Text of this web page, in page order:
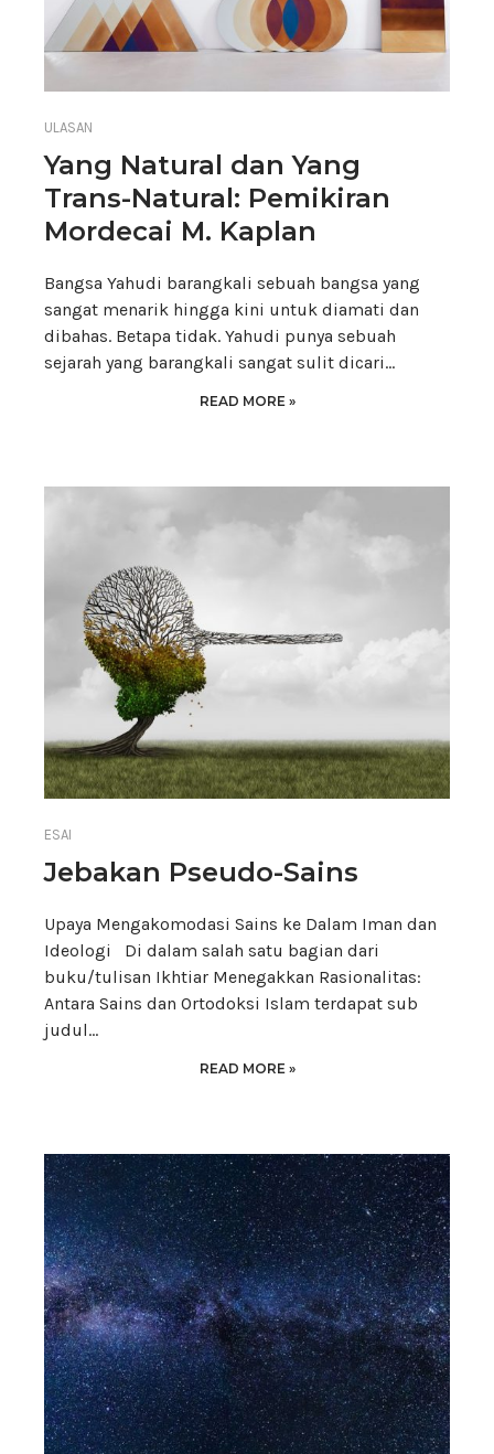
ULASAN
Yang Natural dan Yang
Trans-Natural: Pemikiran
Mordecai M. Kaplan
Bangsa Yahudi barangkali sebuah bangsa yang
sangat menarik hingga kini untuk diamati dan
dibahas. Betapa tidak. Yahudi punya sebuah
sejarah yang barangkali sangat sulit dicari…
READ MORE »
ESAI
Jebakan Pseudo-Sains
Upaya Mengakomodasi Sains ke Dalam Iman dan
Ideologi Di dalam salah satu bagian dari
buku/tulisan Ikhtiar Menegakkan Rasionalitas:
Antara Sains dan Ortodoksi Islam terdapat sub
judul…
READ MORE »